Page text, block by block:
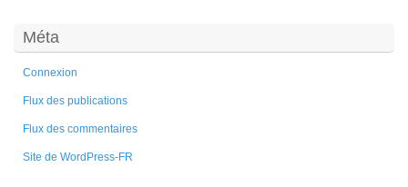
Méta
Connexion
Flux des publications
Flux des commentaires
Site de WordPress-FR